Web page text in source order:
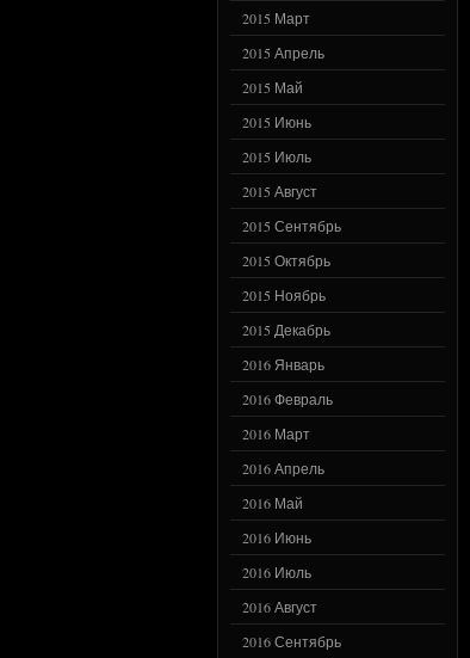
2015 Март
2015 Апрель
2015 Май
2015 Июнь
2015 Июль
2015 Август
2015 Сентябрь
2015 Октябрь
2015 Ноябрь
2015 Декабрь
2016 Январь
2016 Февраль
2016 Март
2016 Апрель
2016 Май
2016 Июнь
2016 Июль
2016 Август
2016 Сентябрь